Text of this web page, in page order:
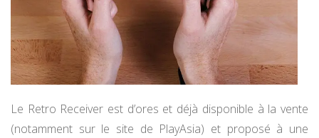
Le Retro Receiver est d’ores et déjà disponible à la vente
(notamment sur le site de PlayAsia) et proposé à une